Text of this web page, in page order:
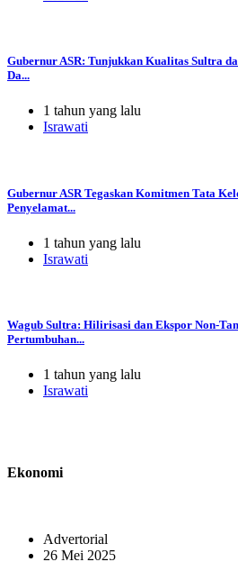
Gubernur ASR: Tunjukkan Kualitas Sultra
Da...
1 tahun yang lalu
Israwati
Gubernur ASR Tegaskan Komitmen Tata
Penyelamat...
1 tahun yang lalu
Israwati
Wagub Sultra: Hilirisasi dan Ekspor Non-
Pertumbuhan...
1 tahun yang lalu
Israwati
Ekonomi
Advertorial
26 Mei 2025